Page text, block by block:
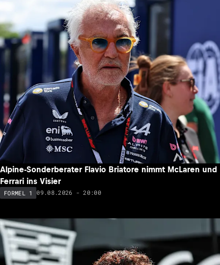
Alpine-Sonderberater Flavio Briatore nimmt McLaren und
Ferrari ins Visier
FORMEL 1 09.08.2026 - 20:00